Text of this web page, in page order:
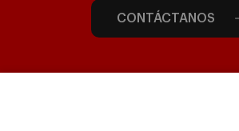
CONTÁCTANOS